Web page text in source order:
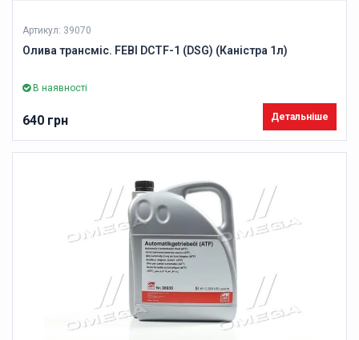
Артикул: 39070
Олива трансміс. FEBI DCTF-1 (DSG) (Каністра 1л)
В наявності
640 грн Детальніше